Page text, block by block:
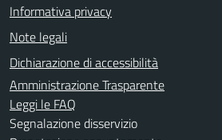
Informativa privacy
Note legali
Dichiarazione di accessibilità
Amministrazione Trasparente
Leggi le FAQ
Segnalazione disservizio